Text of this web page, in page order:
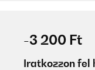
-3 200 Ft
Iratkozzon fel